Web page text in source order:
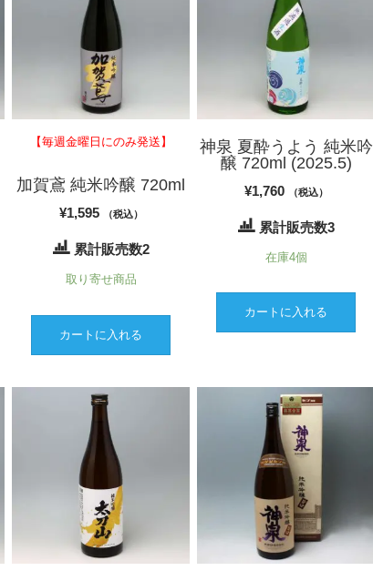
【毎週金曜日にのみ発送】
加賀鳶 純米吟醸 720ml
¥1,595 （税込）
累計販売数2
取り寄せ商品
カートに入れる
神泉 夏酔うよう 純米吟
醸 720ml (2025.5)
¥1,760 （税込）
累計販売数3
在庫4個
カートに入れる